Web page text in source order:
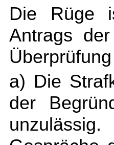
Die Rüge
Antrags
a) Die
der